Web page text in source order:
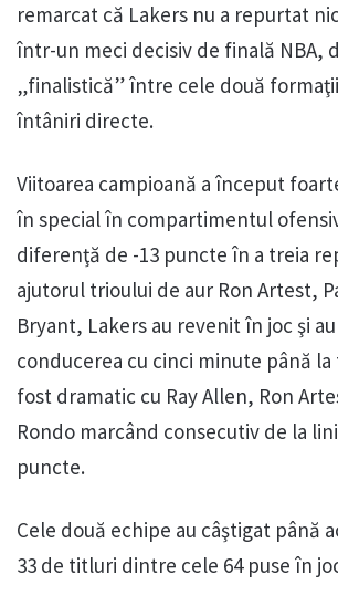
remarcat că Lakers nu a repurtat
într-un meci decisiv de finală NBA,
„finalistică” între cele două
întâniri directe.
Viitoarea campioană a început
în special în compartimentul
diferenţă de -13 puncte în a treia
ajutorul trioului de aur Ron Artest,
Bryant, Lakers au revenit în joc şi
conducerea cu cinci minute până la
fost dramatic cu Ray Allen, Ron
Rondo marcând consecutiv de la
puncte.
Cele două echipe au câştigat până
33 de titluri dintre cele 64 puse în